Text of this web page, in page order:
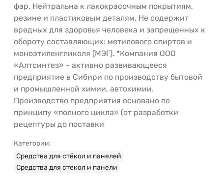
фар. Нейтральна к лакокрасочным покрытиям,
резине и пластиковым деталям. Не содержит
вредных для здоровья человека и запрещенных к
обороту составляющих: метилового спиртов и
моноэтиленгликоля (МЭГ). *Компания ООО
«Алтсинтез» - активно развивающееся
предприятие в Сибири по производству бытовой
и промышленной химии, автохимии.
Производство предприятия основано по
принципу «полного цикла» (от разработки
рецептуры до поставки
Категории:
Средства для стёкол и панелей
Средства для стекол и панели